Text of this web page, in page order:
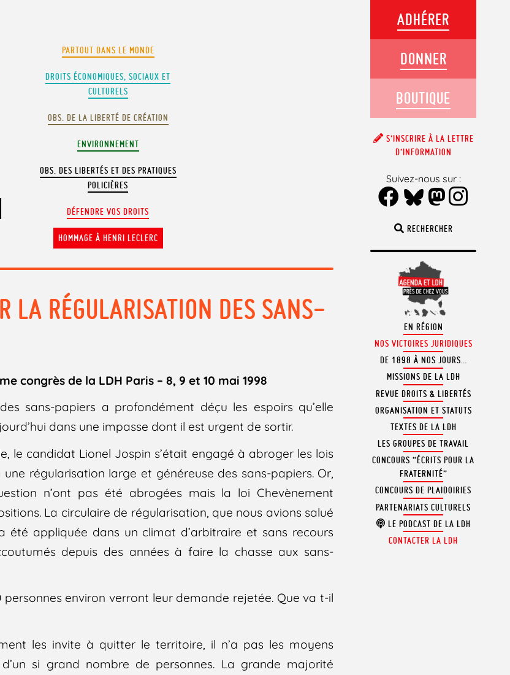
PARTOUT DANS LE MONDE
DROITS ÉCONOMIQUES, SOCIAUX ET
CULTURELS
OBS. DE LA LIBERTÉ DE CRÉATION
ENVIRONNEMENT
OBS. DES LIBERTÉS ET DES PRATIQUES
POLICIÈRES
DÉFENDRE VOS DROITS
HOMMAGE À HENRI LECLERC
LA RÉGULARISATION DES SANS-
congrès de la LDH Paris – 8, 9 et 10 mai 1998
sans-papiers a profondément déçu les espoirs qu’elle
dans une impasse dont il est urgent de sortir.
le candidat Lionel Jospin s’était engagé à abroger les lois
régularisation large et généreuse des sans-papiers. Or,
n’ont pas été abrogées mais la loi Chevènement
La circulaire de régularisation, que nous avions salué
été appliquée dans un climat d’arbitraire et sans recours
depuis des années à faire la chasse aux sans-
personnes environ verront leur demande rejetée. Que va t-il
les invite à quitter le territoire, il n’a pas les moyens
d’un si grand nombre de personnes. La grande majorité
RECHERCHER
EN RÉGION
NOS VICTOIRES JURIDIQUES
DE 1898 À NOS JOURS…
MISSIONS DE LA LDH
REVUE DROITS & LIBERTÉS
ORGANISATION ET STATUTS
TEXTES DE LA LDH
LES GROUPES DE TRAVAIL
CONCOURS “ÉCRITS POUR LA
FRATERNITÉ”
CONCOURS DE PLAIDOIRIES
PARTENARIATS CULTURELS
LE PODCAST DE LA LDH
CONTACTER LA LDH
ADHÉRER
DONNER
BOUTIQUE
S’INSCRIRE À LA LETTRE
D’INFORMATION
Suivez-nous sur :